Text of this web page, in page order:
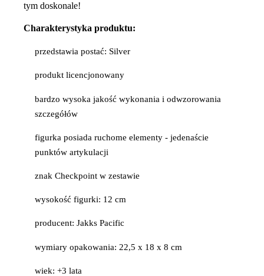
tym doskonale!
Charakterystyka produktu:
przedstawia postać: Silver
produkt licencjonowany
bardzo wysoka jakość wykonania i odwzorowania
szczegółów
figurka posiada ruchome elementy - jedenaście
punktów artykulacji
znak Checkpoint w zestawie
wysokość figurki: 12 cm
producent: Jakks Pacific
wymiary opakowania: 22,5 x 18 x 8 cm
wiek: +3 lata